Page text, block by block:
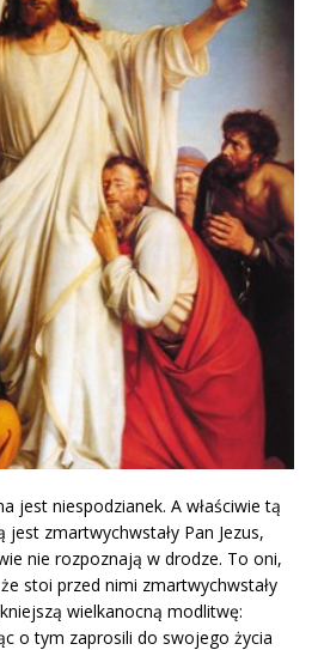
jest niespodzianek. A właściwie tą
zmartwychwstały Pan Jezus,
nie rozpoznają w drodze. To oni,
stoi przed nimi zmartwychwstały
wielkanocną modlitwę:
o tym zaprosili do swojego życia